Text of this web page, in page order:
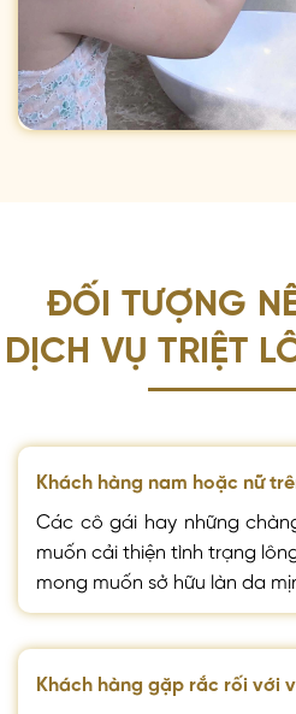
ĐỐI TƯỢNG
DỊCH VỤ TRIỆT
Khách hàng nam hoặc nữ
Các cô gái hay những
muốn cải thiện tình trạng
mong muốn sở hữu làn da
Khách hàng gặp rắc rối với